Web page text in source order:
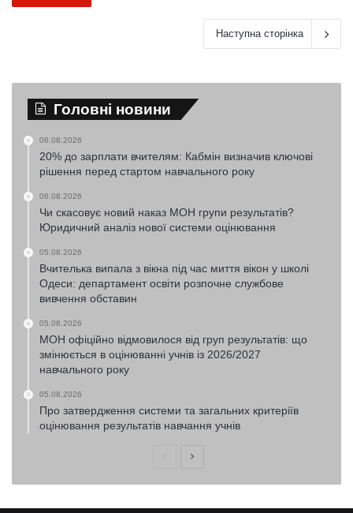
Наступна сторінка
Головні новини
06.08.2026
20% до зарплати вчителям: Кабмін визначив ключові
рішення перед стартом навчального року
06.08.2026
Чи скасовує новий наказ МОН групи результатів?
Юридичний аналіз нової системи оцінювання
05.08.2026
Вчителька випала з вікна під час миття вікон у школі
Одеси: департамент освіти розпочне службове
вивчення обставин
05.08.2026
МОН офіційно відмовилося від груп результатів: що
змінюється в оцінюванні учнів із 2026/2027
навчального року
05.08.2026
Про затвердження системи та загальних критеріїв
оцінювання результатів навчання учнів
ПопередняНаступна